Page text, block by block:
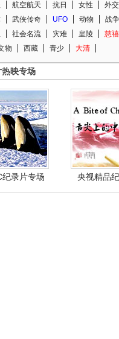
航空航天 抗日 女性
外交
武侠传奇 UFO 动物
战争
社会名流 灾难 皇陵 慈禧
物
西藏 青少 大清
映专场
纪录片专场 央视精品